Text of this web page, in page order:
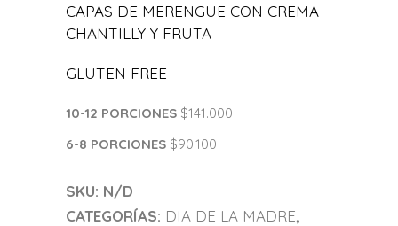
CAPAS DE MERENGUE CON CREMA
CHANTILLY Y FRUTA
GLUTEN FREE
10-12 PORCIONES $141.000
6-8 PORCIONES $90.100
SKU: N/D
CATEGORÍAS: DIA DE LA MADRE,